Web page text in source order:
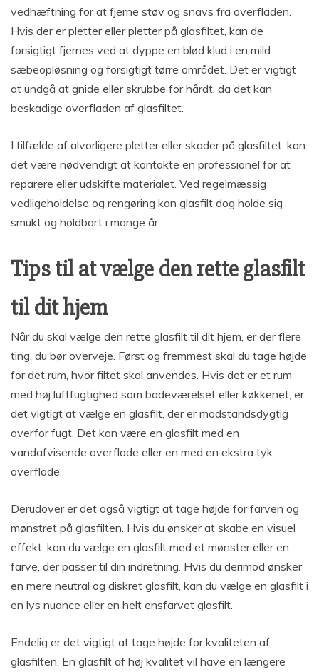
vedhæftning for at fjerne støv og snavs fra overfladen.
Hvis der er pletter eller pletter på glasfiltet, kan de
forsigtigt fjernes ved at dyppe en blød klud i en mild
sæbeopløsning og forsigtigt tørre området. Det er vigtigt
at undgå at gnide eller skrubbe for hårdt, da det kan
beskadige overfladen af glasfiltet.
I tilfælde af alvorligere pletter eller skader på glasfiltet, kan
det være nødvendigt at kontakte en professionel for at
reparere eller udskifte materialet. Ved regelmæssig
vedligeholdelse og rengøring kan glasfilt dog holde sig
smukt og holdbart i mange år.
Tips til at vælge den rette glasfilt
til dit hjem
Når du skal vælge den rette glasfilt til dit hjem, er der flere
ting, du bør overveje. Først og fremmest skal du tage højde
for det rum, hvor filtet skal anvendes. Hvis det er et rum
med høj luftfugtighed som badeværelset eller køkkenet, er
det vigtigt at vælge en glasfilt, der er modstandsdygtig
overfor fugt. Det kan være en glasfilt med en
vandafvisende overflade eller en med en ekstra tyk
overflade.
Derudover er det også vigtigt at tage højde for farven og
mønstret på glasfilten. Hvis du ønsker at skabe en visuel
effekt, kan du vælge en glasfilt med et mønster eller en
farve, der passer til din indretning. Hvis du derimod ønsker
en mere neutral og diskret glasfilt, kan du vælge en glasfilt i
en lys nuance eller en helt ensfarvet glasfilt.
Endelig er det vigtigt at tage højde for kvaliteten af
glasfilten. En glasfilt af høj kvalitet vil have en længere